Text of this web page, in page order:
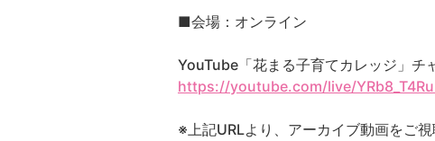
■会場：オンライン
YouTube「花まる子育てカレッジ」チ
https://youtube.com/live/
※上記URLより、アーカイブ動画をご視